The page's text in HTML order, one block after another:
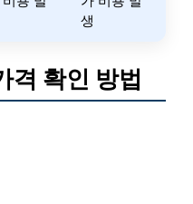
생
격 확인 방법